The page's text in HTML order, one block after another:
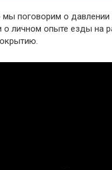
поговорим о давлении
о личном опыте езды на